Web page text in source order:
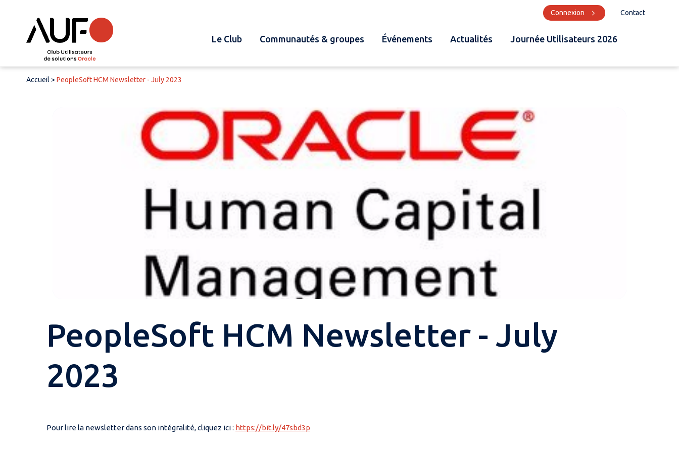
Le Club Communautés & groupes Événements Actualités Journée Utilisateurs 2026
Connexion Contact
Accueil > PeopleSoft HCM Newsletter - July 2023
PeopleSoft HCM Newsletter - July
2023
Pour lire la newsletter dans son intégralité, cliquez ici : https://bit.ly/47sbd3p